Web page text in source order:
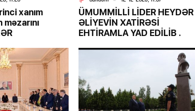
xanım
ÜMUMMİLLİ LİDER HEYDƏR
ƏLİYEVİN XATİRƏSİ
EHTİRAMLA YAD EDİLİB .
"Qaçqınkom"dan Xocalı sakinlərinin
iddialarına CAVAB